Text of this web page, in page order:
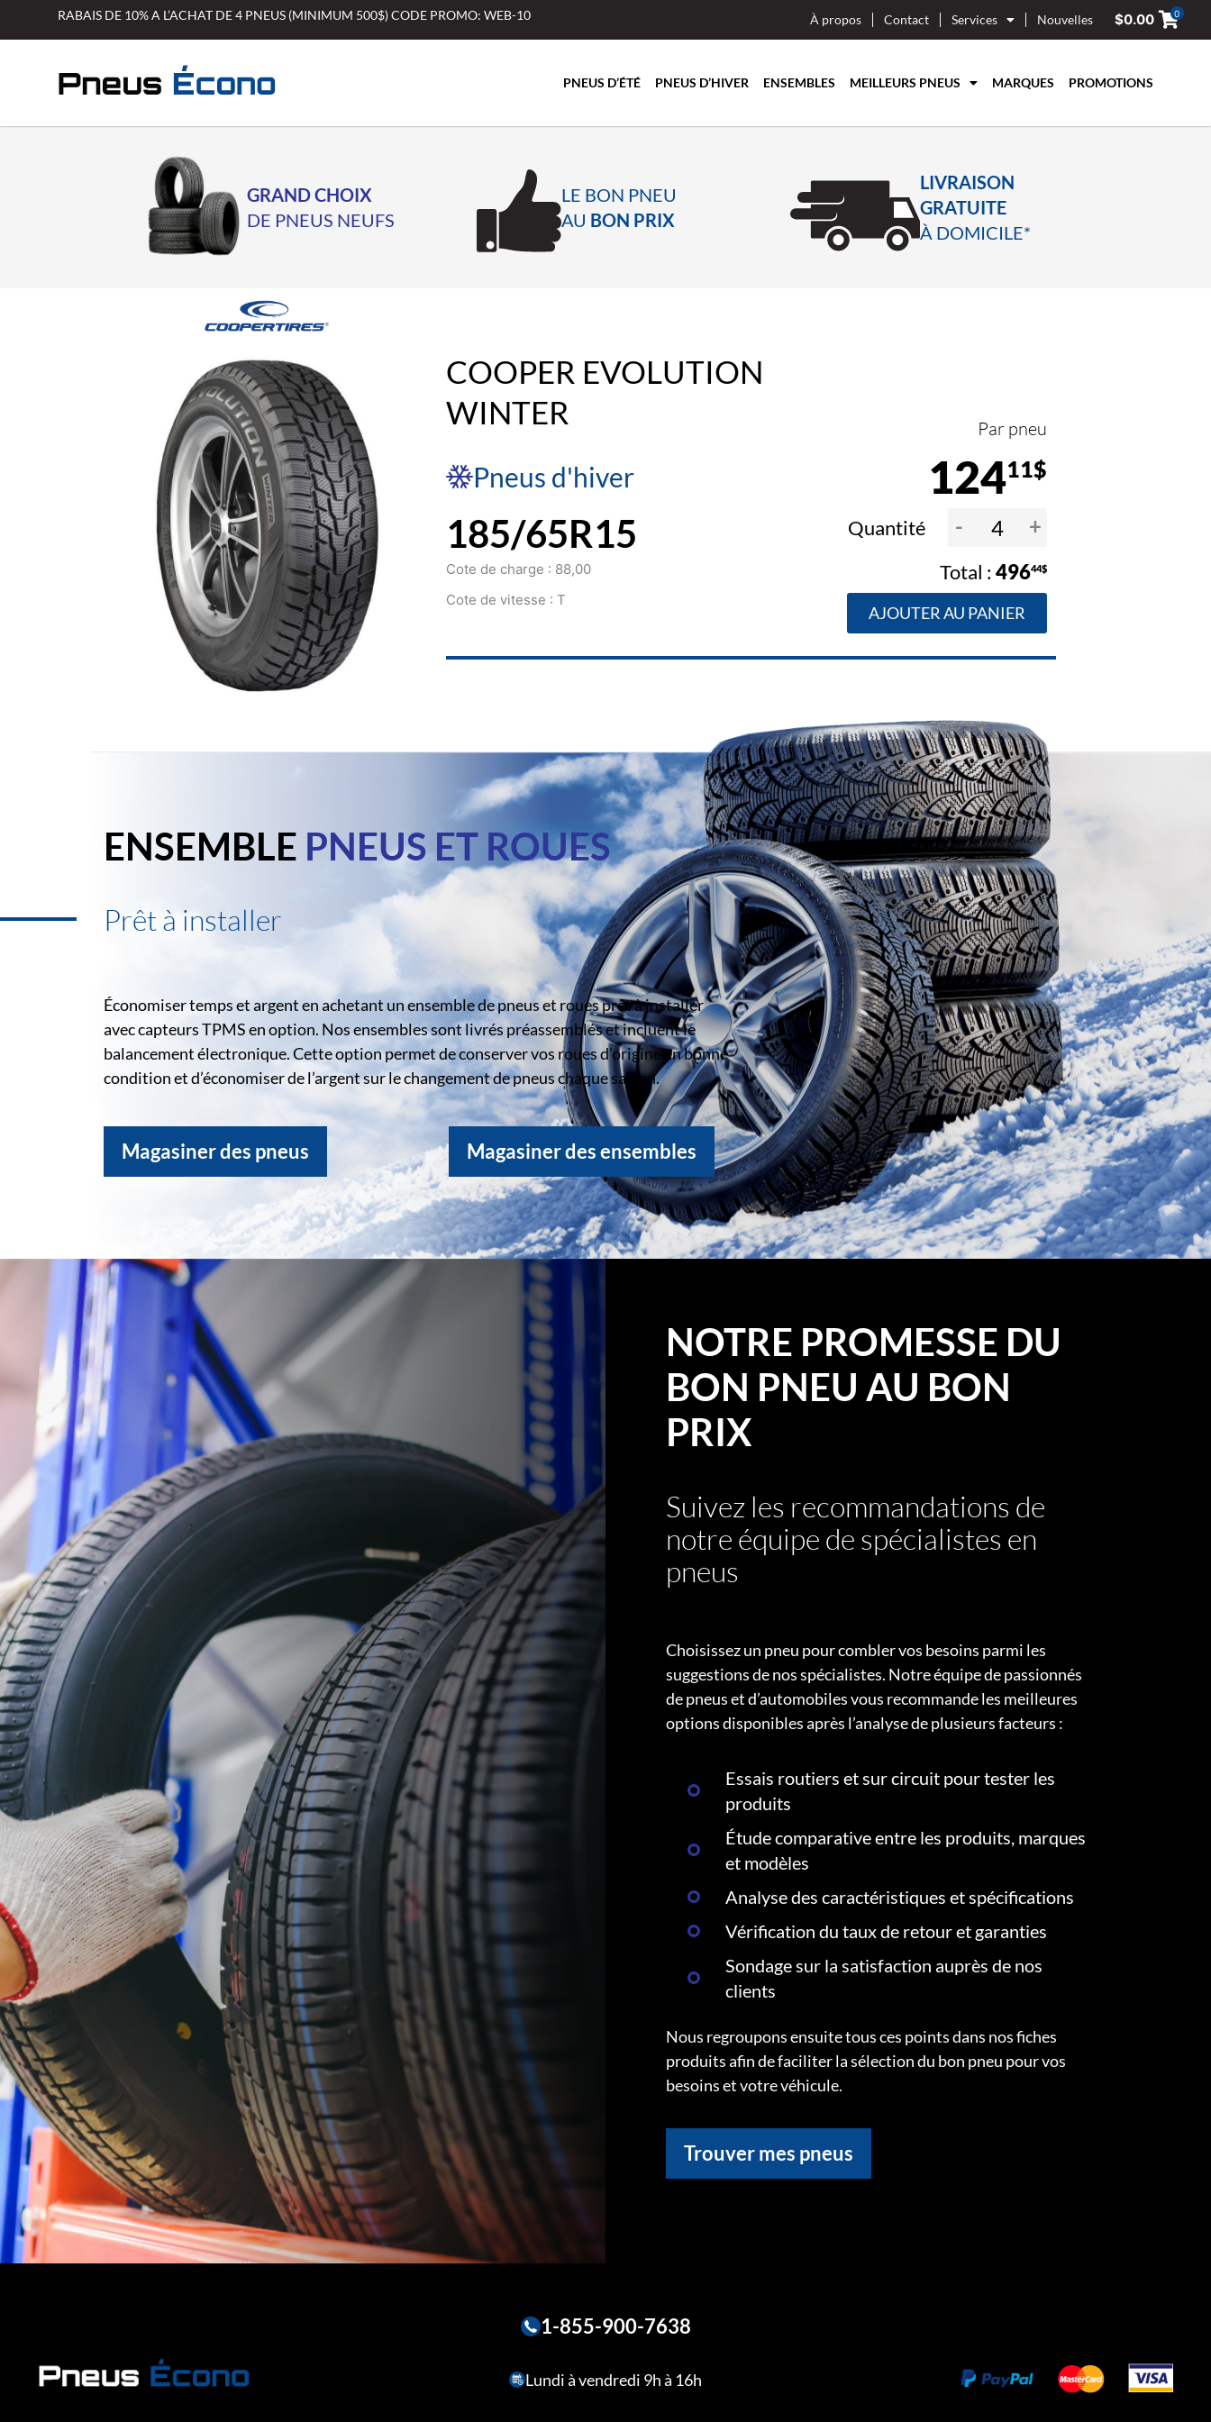
RABAIS DE 10% A L’ACHAT DE 4 PNEUS (MINIMUM 500$) CODE PROMO: WEB-10 À propos Contact Services Nouvelles $0.00 0
PNEUS D’ÉTÉ PNEUS D’HIVER ENSEMBLES MEILLEURS PNEUS MARQUES PROMOTIONS
GRAND CHOIX
DE PNEUS NEUFS
LE BON PNEU
AU BON PRIX
LIVRAISON
GRATUITE
À DOMICILE*
COOPER EVOLUTION
WINTER
Pneus d'hiver
Par pneu
12411$
185/65R15
Cote de charge : 88,00
Cote de vitesse : T
Quantité - +
49644$
AJOUTER AU PANIER
ENSEMBLE PNEUS ET ROUES
Prêt à installer
Économiser temps et argent en achetant un ensemble de pneus et roues prêt à installer
avec capteurs TPMS en option. Nos ensembles sont livrés préassemblés et incluent le
balancement électronique. Cette option permet de conserver vos roues d’origine en bonne
condition et d’économiser de l’argent sur le changement de pneus chaque saison.
Magasiner des pneus Magasiner des ensembles
NOTRE PROMESSE DU
BON PNEU AU BON
PRIX
Suivez les recommandations de
notre équipe de spécialistes en
pneus
Choisissez un pneu pour combler vos besoins parmi les
suggestions de nos spécialistes. Notre équipe de passionnés
de pneus et d’automobiles vous recommande les meilleures
options disponibles après l’analyse de plusieurs facteurs :
Essais routiers et sur circuit pour tester les
produits
Étude comparative entre les produits, marques
et modèles
Analyse des caractéristiques et spécifications
Vérification du taux de retour et garanties
Sondage sur la satisfaction auprès de nos
clients
Nous regroupons ensuite tous ces points dans nos fiches
produits afin de faciliter la sélection du bon pneu pour vos
besoins et votre véhicule.
Trouver mes pneus
1-855-900-7638
Lundi à vendredi 9h à 16h